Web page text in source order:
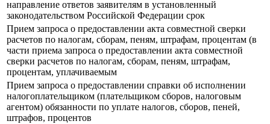
направление ответов заявителям в установленный
законодательством Российской Федерации срок
Прием запроса о предоставлении акта совместной сверки
расчетов по налогам, сборам, пеням, штрафам, процентам (в
части приема запроса о предоставлении акта совместной
сверки расчетов по налогам, сборам, пеням, штрафам,
процентам, уплачиваемым
Прием запроса о предоставлении справки об исполнении
налогоплательщиком (плательщиком сборов, налоговым
агентом) обязанности по уплате налогов, сборов, пеней,
штрафов, процентов